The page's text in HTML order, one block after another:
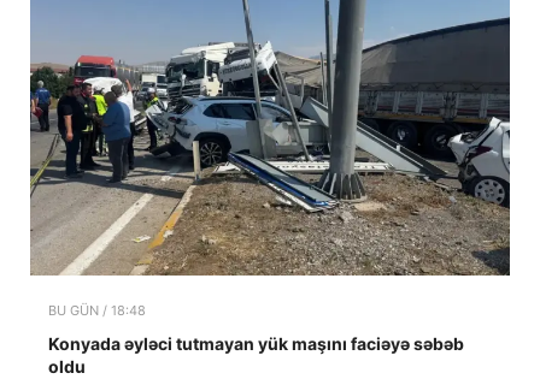
BU GÜN / 18:48
Konyada əyləci tutmayan yük maşını faciəyə səbəb
oldu